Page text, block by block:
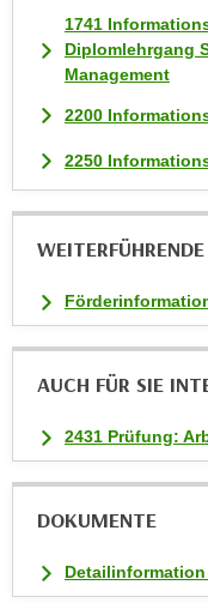
1741
Diplomlehrgang
Management
2200
2250
AUCH FÜR SIE
2431 Prüfung:
DOKUMENTE
Detailinformation